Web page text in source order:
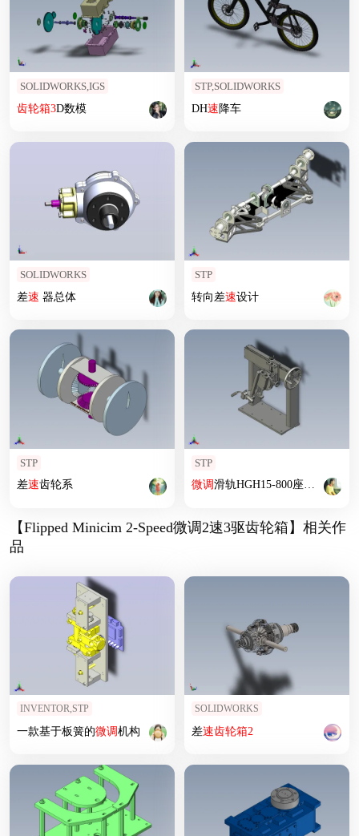
SOLIDWORKS,IGS
齿轮箱3D数模
STP,SOLIDWORKS
DH速降车
SOLIDWORKS
差速 器总体
STP
转向差速设计
STP
差速齿轮系
STP
微调滑轨HGH15-800座组立
【Flipped Minicim 2-Speed微调2速3驱齿轮箱】相关作
品
INVENTOR,STP
一款基于板簧的微调机构
SOLIDWORKS
差速齿轮箱2